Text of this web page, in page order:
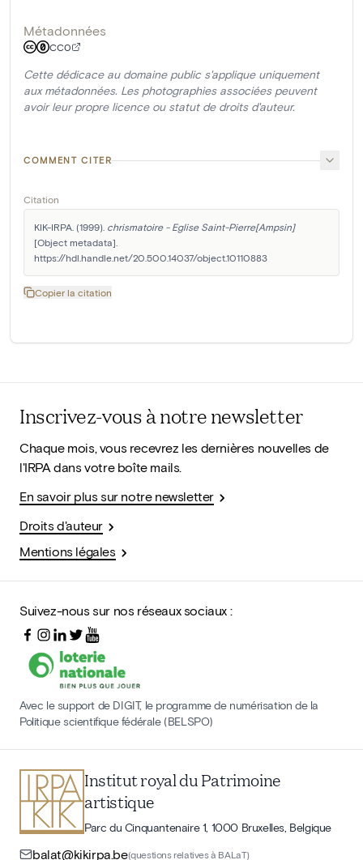
Métadonnées
CC0
Cette dédicace au domaine public s'applique uniquement
aux métadonnées. Les photographies associées peuvent
avoir leur propre licence ou statut de droits d'auteur.
COMMENT CITER
Citation
KIK-IRPA. (1999). chrismatoire - Eglise Saint-Pierre[Ampsin]
[Object metadata].
https://hdl.handle.net/20.500.14037/object.10110883
Copier la citation
Inscrivez-vous à notre newsletter
Chaque mois, vous recevrez les dernières nouvelles de
l'IRPA dans votre boîte mails.
En savoir plus sur notre newsletter
Droits d'auteur
Mentions légales
Suivez-nous sur nos réseaux sociaux :
Avec le support de DIGIT, le programme de numérisation de la
Politique scientifique fédérale (BELSPO)
Institut royal du Patrimoine
artistique
Parc du Cinquantenaire 1, 1000 Bruxelles, Belgique
balat@kikirpa.be(questions relatives à BALaT)